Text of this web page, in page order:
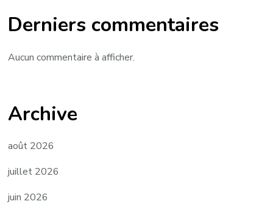
Derniers commentaires
Aucun commentaire à afficher.
Archive
août 2026
juillet 2026
juin 2026